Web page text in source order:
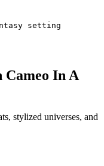
setting
Cameo In A
stylized universes, and